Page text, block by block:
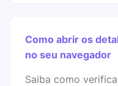
Como abrir os
no seu navegador
Saiba como